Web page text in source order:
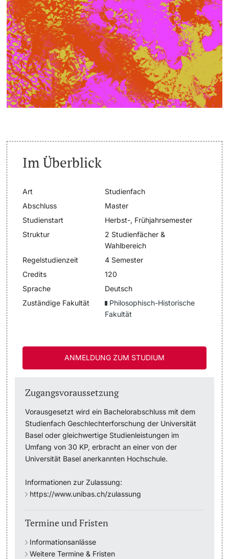
weitere Informationen
Dozierende
weitere Informationen
Vorlesungsverzeichnis
Belegen
Rückmelden
Termine & Fristen
Dokumente und Verifikation
Mobilität
Campus Credits
Hörerinnen/Hörer
Student Life
Beratung & Support
Berufseinstieg & Laufbahnberatung
Soziales & Gesundheit
Militär- & Zivildienst
Koordinationsstelle für Geflüchtete
Beratungswegweiser
Langes Studium
Im Überblick
Art
Studienfach
Abschluss
Master
Studienstart
Herbst-, Frühjahrsemester
Struktur
2 Studienfächer &
Wahlbereich
Regelstudienzeit
4 Semester
Credits
120
Sprache
Deutsch
Zuständige Fakultät
Philosophisch-Historische
Fakultät
ANMELDUNG ZUM STUDIUM
Zugangsvoraussetzung
Vorausgesetzt wird ein Bachelorabschluss mit dem
Studienfach Geschlechterforschung der Universität
Basel oder gleichwertige Studienleistungen im
Umfang von 30 KP, erbracht an einer von der
Universität Basel anerkannten Hochschule.
Informationen zur Zulassung:
https://www.unibas.ch/zulassung
Termine und Fristen
Informationsanlässe
Weitere Termine & Fristen